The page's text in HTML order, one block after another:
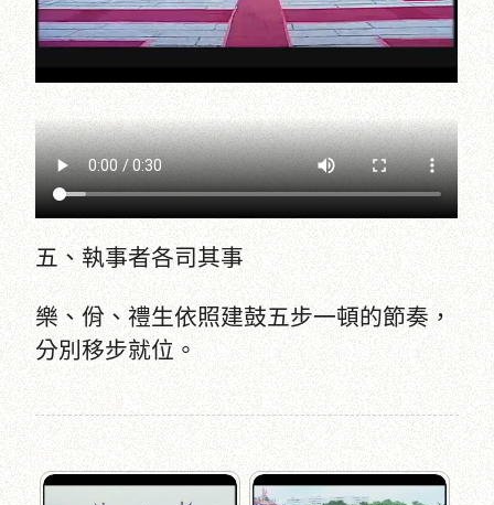
五、執事者各司其事
樂、佾、禮生依照建鼓五步一頓的節奏，
分別移步就位。